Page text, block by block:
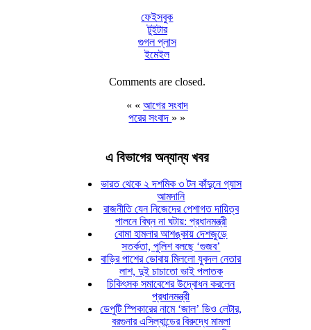
ফেইসবুক
টুইটার
গুগল প্লাস
ইমেইল
Comments are closed.
« « আগের সংবাদ
পরের সংবাদ » »
এ বিভাগের অন্যান্য খবর
ভারত থেকে ২ দশমিক ৩ টন কাঁদুনে গ্যাস
আমদানি
রাজনীতি যেন নিজেদের পেশাগত দায়িত্ব
পালনে বিঘ্ন না ঘটায়: প্রধানমন্ত্রী
বোমা হামলার আশঙ্কায় দেশজুড়ে
সতর্কতা, পুলিশ বলছে ‘গুজব’
বাড়ির পাশের ডোবায় মিললো যুবদল নেতার
লাশ, দুই চাচাতো ভাই পলাতক
চিকিৎসক সমাবেশের উদ্বোধন করলেন
প্রধানমন্ত্রী
ডেপুটি স্পিকারের নামে ‘জাল’ ডিও লেটার,
বরগুনার এসিল্যান্ডের বিরুদ্ধে মামলা